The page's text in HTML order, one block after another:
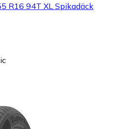
R16 94T XL Spikadäck